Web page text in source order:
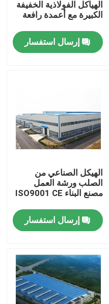
الهياكل الفولاذية الخفيفة
الكبيرة مع أعمدة رافعة
إرسال استفسار
الهيكل الصناعي من
الصلب ورشة العمل
مصنع البناء ISO9001 CE
إرسال استفسار